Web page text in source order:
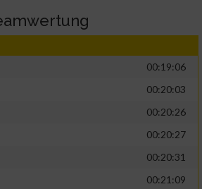
00:19:06
00:20:03
00:20:26
00:20:27
00:20:31
00:21:09